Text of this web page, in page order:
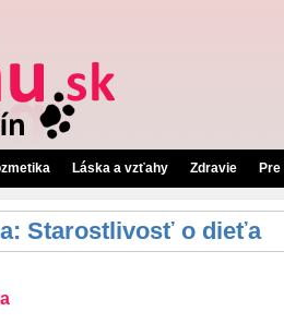
Láska a vzťahy Zdravie
Starostlivosť o dieťa